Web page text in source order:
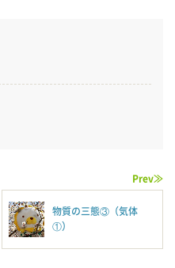
Prev≫
物質の三態③（気体
①）